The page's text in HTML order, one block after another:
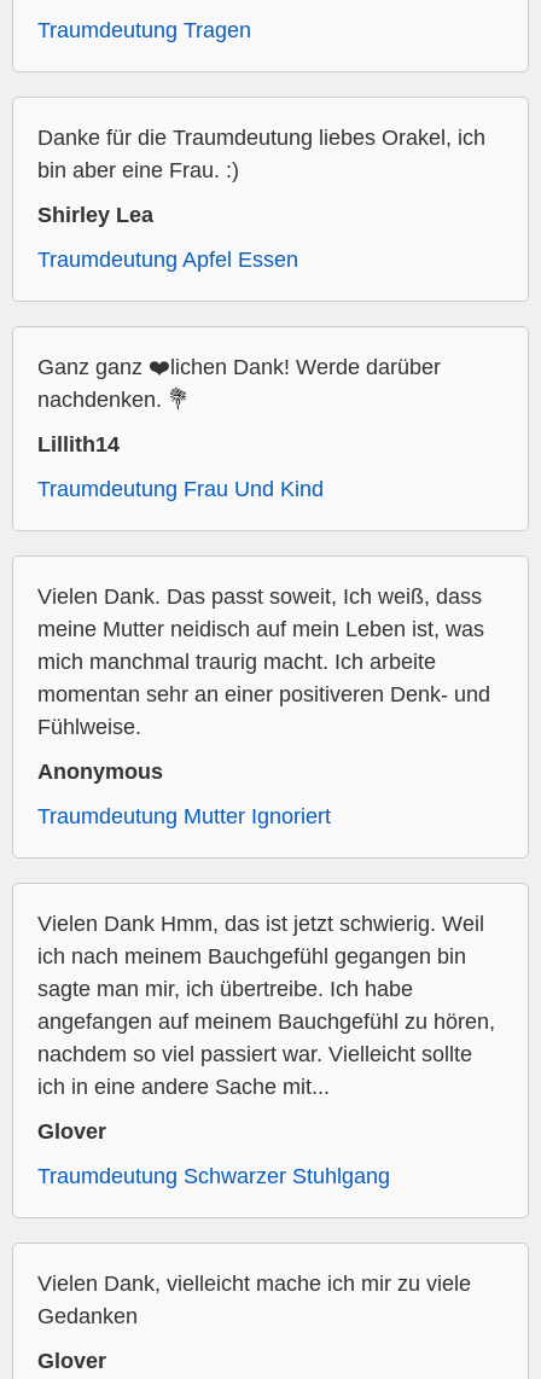
Traumdeutung Tragen
Danke für die Traumdeutung liebes Orakel, ich
bin aber eine Frau. :)
Shirley Lea
Traumdeutung Apfel Essen
Ganz ganz ❤️lichen Dank! Werde darüber
nachdenken. 💐
Lillith14
Traumdeutung Frau Und Kind
Vielen Dank. Das passt soweit, Ich weiß, dass
meine Mutter neidisch auf mein Leben ist, was
mich manchmal traurig macht. Ich arbeite
momentan sehr an einer positiveren Denk- und
Fühlweise.
Anonymous
Traumdeutung Mutter Ignoriert
Vielen Dank Hmm, das ist jetzt schwierig. Weil
ich nach meinem Bauchgefühl gegangen bin
sagte man mir, ich übertreibe. Ich habe
angefangen auf meinem Bauchgefühl zu hören,
nachdem so viel passiert war. Vielleicht sollte
ich in eine andere Sache mit...
Glover
Traumdeutung Schwarzer Stuhlgang
Vielen Dank, vielleicht mache ich mir zu viele
Gedanken
Glover